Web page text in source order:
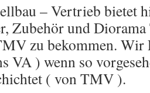
– Vertrieb bietet
Zubehör und
zu bekommen.
VA ) wenn so
( von TMV ).